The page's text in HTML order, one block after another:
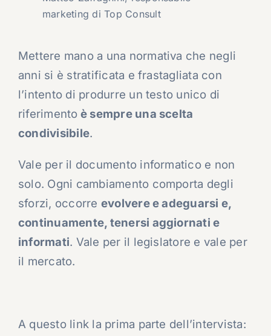
marketing di Top Consult
Mettere mano a una normativa che negli
anni si è stratificata e frastagliata con
l’intento di produrre un testo unico di
riferimento è sempre una scelta
condivisibile.
Vale per il documento informatico e non
solo. Ogni cambiamento comporta degli
sforzi, occorre evolvere e adeguarsi e,
continuamente, tenersi aggiornati e
informati. Vale per il legislatore e vale per
il mercato.
A questo link la prima parte dell’intervista: